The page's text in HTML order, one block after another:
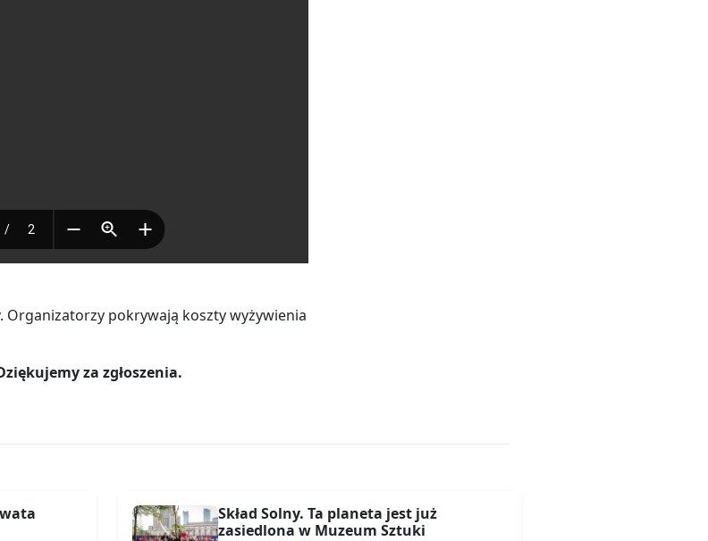
Organizatorzy pokrywają koszty wyżywienia
za zgłoszenia.
Skład Solny. Ta planeta jest już
zasiedlona w Muzeum Sztuki